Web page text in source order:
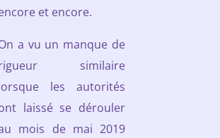
et encore.
a vu un manque de
similaire
les autorités
laissé se dérouler
mois de mai 2019